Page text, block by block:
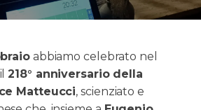
abbiamo celebrato nel
il218° anniversario della
Matteucci, scienziato e